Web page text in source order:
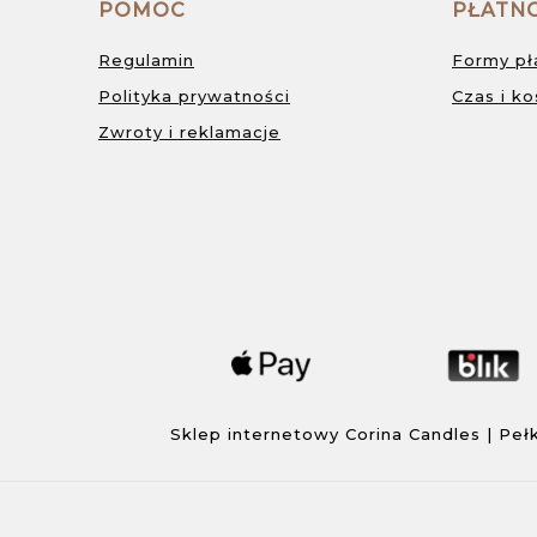
POMOC
Regulamin
Polityka prywatności
Zwroty i reklamacje
Formy
Czas i
Sklep internetowy Corina Candles |